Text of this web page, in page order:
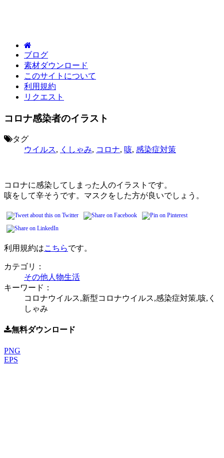
ブログ
素材ダウンロード
このサイトについて
利用規約
リクエスト
コロナ感染者のイラスト
タグ
ウイルス, くしゃみ, コロナ, 咳, 感染症対策
コロナに感染してしまった人のイラストです。
咳をして辛そうです。マスクをした方が良いでしょう。
利用規約はこちらです。
カテゴリ：
その他人物生活
キーワード：
コロナウイルス,新型コロナウイルス,感染症対策,咳,く
しゃみ
無料ダウンロード
PNG
EPS